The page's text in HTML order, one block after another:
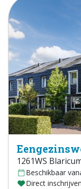
1261WS
Beschikbaar
Direct